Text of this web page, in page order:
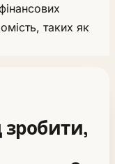
таких як
зробити,